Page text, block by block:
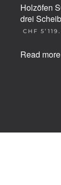
Holzöfen
drei
CHF
Read more